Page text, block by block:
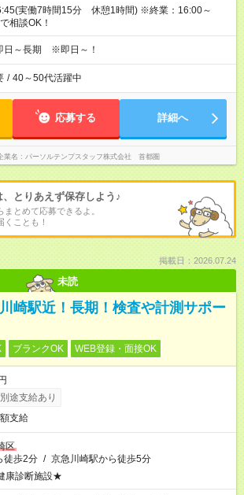
実働7時間15分 休憩1時間) ※終業：16:00～
相談OK！
日～長期 ※即日～！
/ 40～50代活躍中
応募する 詳細へ
業名 パーソルテンプスタッフ株式会社 首都圏
、とりあえず保存しよう♪
とめて応募できるよ。
ことも！
掲載日：2026.07.24
未読
崎駅近！長期！検査や計測サポー
ブランクOK WEB登録・面接OK
途支給あり
支給
区
徒歩2分 / 京急川崎駅から徒歩5分
康診断施設★